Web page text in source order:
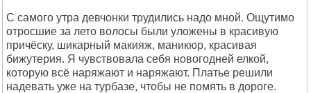
С самого утра девчонки трудились надо мной. Ощутимо
отросшие за лето волосы были уложены в красивую
причёску, шикарный макияж, маникюр, красивая
бижутерия. Я чувствовала себя новогодней елкой,
которую всё наряжают и наряжают. Платье решили
надевать уже на турбазе, чтобы не помять в дороге.